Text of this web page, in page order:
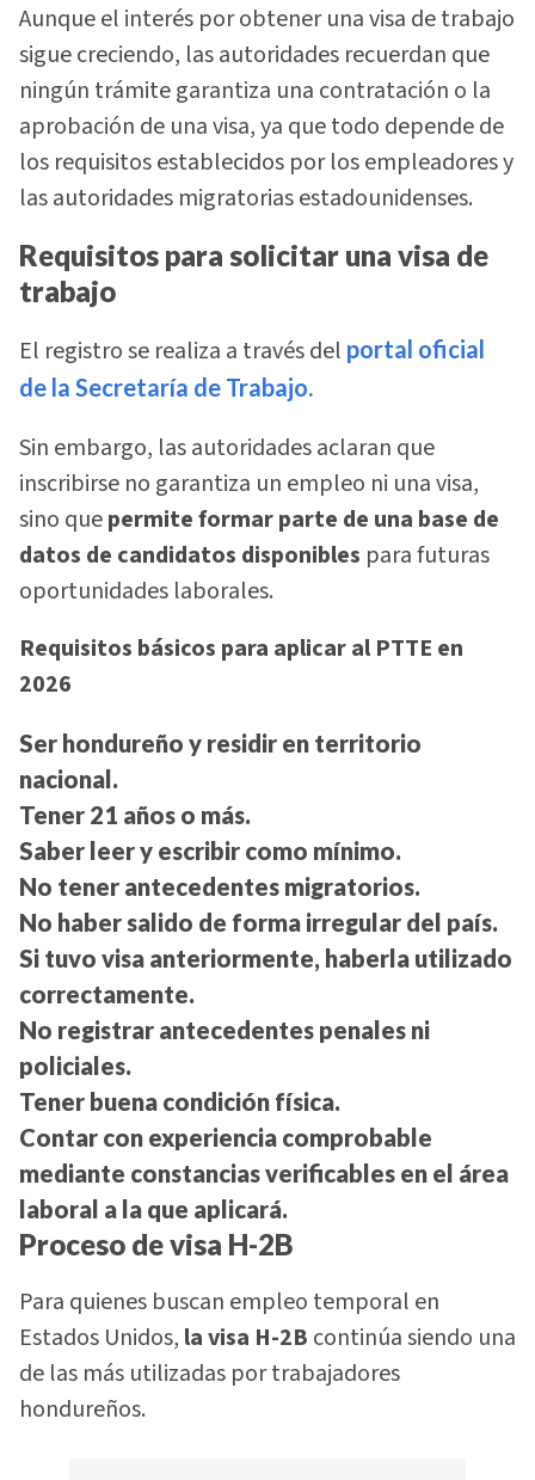
Aunque el interés por obtener una visa de trabajo
sigue creciendo, las autoridades recuerdan que
ningún trámite garantiza una contratación o la
aprobación de una visa, ya que todo depende de
los requisitos establecidos por los empleadores y
las autoridades migratorias estadounidenses.
Requisitos para solicitar una visa de
trabajo
El registro se realiza a través del portal oficial
de la Secretaría de Trabajo.
Sin embargo, las autoridades aclaran que
inscribirse no garantiza un empleo ni una visa,
sino quepermite formar parte de una base de
datos de candidatos disponibles para futuras
oportunidades laborales.
Requisitos básicos para aplicar al PTTE en
2026
Ser hondureño y residir en territorio
nacional.
Tener 21 años o más.
Saber leer y escribir como mínimo.
No tener antecedentes migratorios.
No haber salido de forma irregular del país.
Si tuvo visa anteriormente, haberla utilizado
correctamente.
No registrar antecedentes penales ni
policiales.
Tener buena condición física.
Contar con experiencia comprobable
mediante constancias verificables en el área
laboral a la que aplicará.
Proceso de visa H-2B
Para quienes buscan empleo temporal en
Estados Unidos, la visa H-2B continúa siendo una
de las más utilizadas por trabajadores
hondureños.